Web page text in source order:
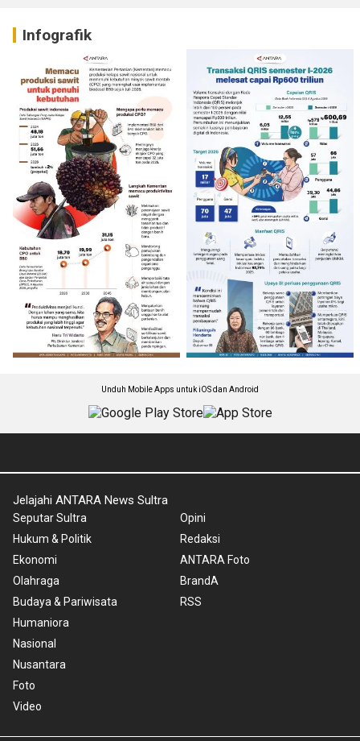
Infografik
Unduh Mobile Apps untuk iOS dan Android
Jelajahi ANTARA News Sultra
Seputar Sultra
Hukum & Politik
Ekonomi
Olahraga
Budaya & Pariwisata
Humaniora
Nasional
Nusantara
Foto
Video
Opini
Redaksi
ANTARA Foto
BrandA
RSS